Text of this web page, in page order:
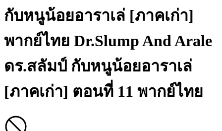
กับหนูน้อยอาราเล่ [ภาคเก่า]
พากย์ไทย Dr.Slump And Arale
ดร.สลัมป์ กับหนูน้อยอาราเล่
[ภาคเก่า] ตอนที่ 11 พากย์ไทย